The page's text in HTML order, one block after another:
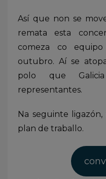
Así que non se
remata esta
comeza co
outubro. Aí se
polo que
representantes.
Na seguinte
plan de traballo.